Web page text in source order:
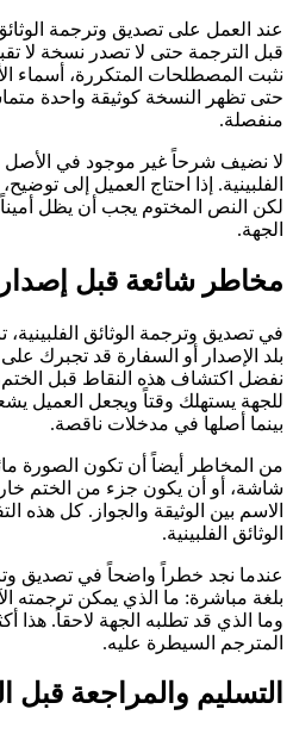
عند العمل على تصديق وترجمة الوثائق
قبل الترجمة حتى لا تصدر نسخة لا
نثبت المصطلحات المتكررة، أسماء
حتى تظهر النسخة كوثيقة واحدة
منفصلة.
لا نضيف شرحاً غير موجود في الأصل
الفلبينية. إذا احتاج العميل إلى
لكن النص المختوم يجب أن يظل أميناً
الجهة.
مخاطر شائعة قبل
في تصديق وترجمة الوثائق
بلد الإصدار أو السفارة قد تجبرك
نفضل اكتشاف هذه النقاط قبل
للجهة يستهلك وقتاً ويجعل العميل
بينما أصلها في مدخلات ناقصة.
من المخاطر أيضاً أن تكون الصورة
شاشة، أو أن يكون جزء من الختم
الاسم بين الوثيقة والجواز. كل هذه
الوثائق الفلبينية.
عندما نجد خطراً واضحاً في تصديق
بلغة مباشرة: ما الذي يمكن ترجمته
وما الذي قد تطلبه الجهة لاحقاً. هذا
المترجم السيطرة عليه.
التسليم والمراجعة قبل